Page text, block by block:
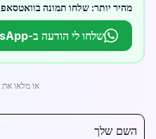
מהיר יותר: שלחו תמונה בוואטסאפ
שלחו לי הודעה ב-WhatsApp
או מלאו